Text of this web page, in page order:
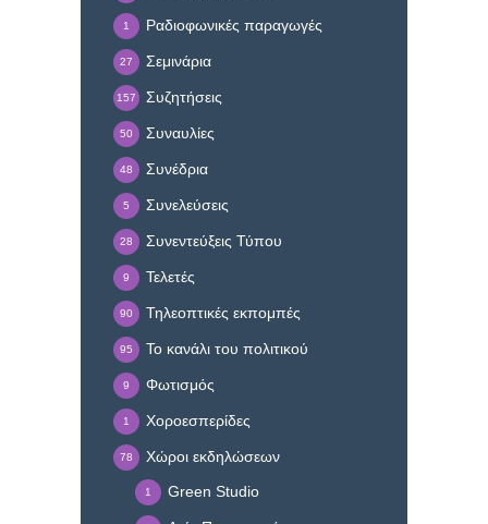
Ραδιοφωνικές παραγωγές
1
Σεμινάρια
27
Συζητήσεις
157
Συναυλίες
50
Συνέδρια
48
Συνελεύσεις
5
Συνεντεύξεις Τύπου
28
Τελετές
9
Τηλεοπτικές εκπομπές
90
Το κανάλι του πολιτικού
95
Φωτισμός
9
Χοροεσπερίδες
1
Χώροι εκδηλώσεων
78
Green Studio
1